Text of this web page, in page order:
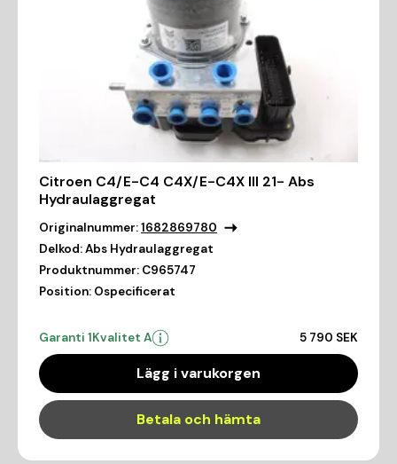
Citroen C4/E-C4 C4X/E-C4X III 21- Abs
Hydraulaggregat
Originalnummer:1682869780
Delkod:Abs Hydraulaggregat
Produktnummer: C965747
Position: Ospecificerat
Garanti 1Kvalitet A 5 790 SEK
Lägg i varukorgen
Betala och hämta